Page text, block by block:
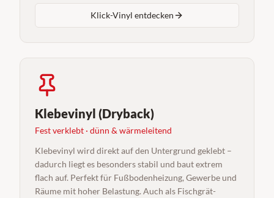
Klick-Vinyl entdecken
Klebevinyl (Dryback)
Fest verklebt · dünn & wärmeleitend
Klebevinyl wird direkt auf den Untergrund geklebt –
dadurch liegt es besonders stabil und baut extrem
flach auf. Perfekt für Fußbodenheizung, Gewerbe und
Räume mit hoher Belastung. Auch als Fischgrät-